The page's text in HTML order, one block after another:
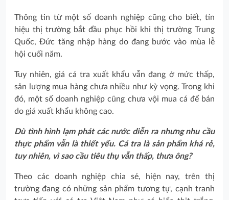
Thông tin từ một số doanh nghiệp cũng cho biết, tín
hiệu thị trường bắt đầu phục hồi khi thị trường Trung
Quốc, Đức tăng nhập hàng do đang bước vào mùa lễ
hội cuối năm.
Tuy nhiên, giá cá tra xuất khẩu vẫn đang ở mức thấp,
sản lượng mua hàng chưa nhiều như kỳ vọng. Trong khi
đó, một số doanh nghiệp cũng chưa vội mua cá để bán
do giá xuất khẩu không cao.
Dù tình hình lạm phát các nước diễn ra nhưng nhu cầu
thực phẩm vẫn là thiết yếu. Cá tra là sản phẩm khá rẻ,
tuy nhiên, vì sao cầu tiêu thụ vẫn thấp, thưa ông?
Theo các doanh nghiệp chia sẻ, hiện nay, trên thị
trường đang có những sản phẩm tương tự, cạnh tranh